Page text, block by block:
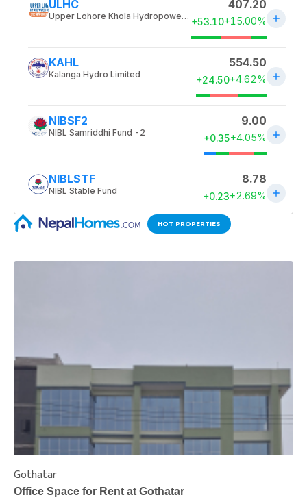
HOT PROPERTIES
Gothatar
Office Space for Rent at Gothatar